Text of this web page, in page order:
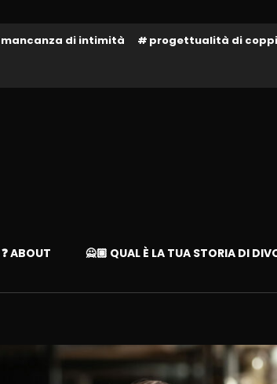
mancanza di intimità progettualità di
❓ ABOUT 🙅🏽 QUAL È LA TUA STORIA DI